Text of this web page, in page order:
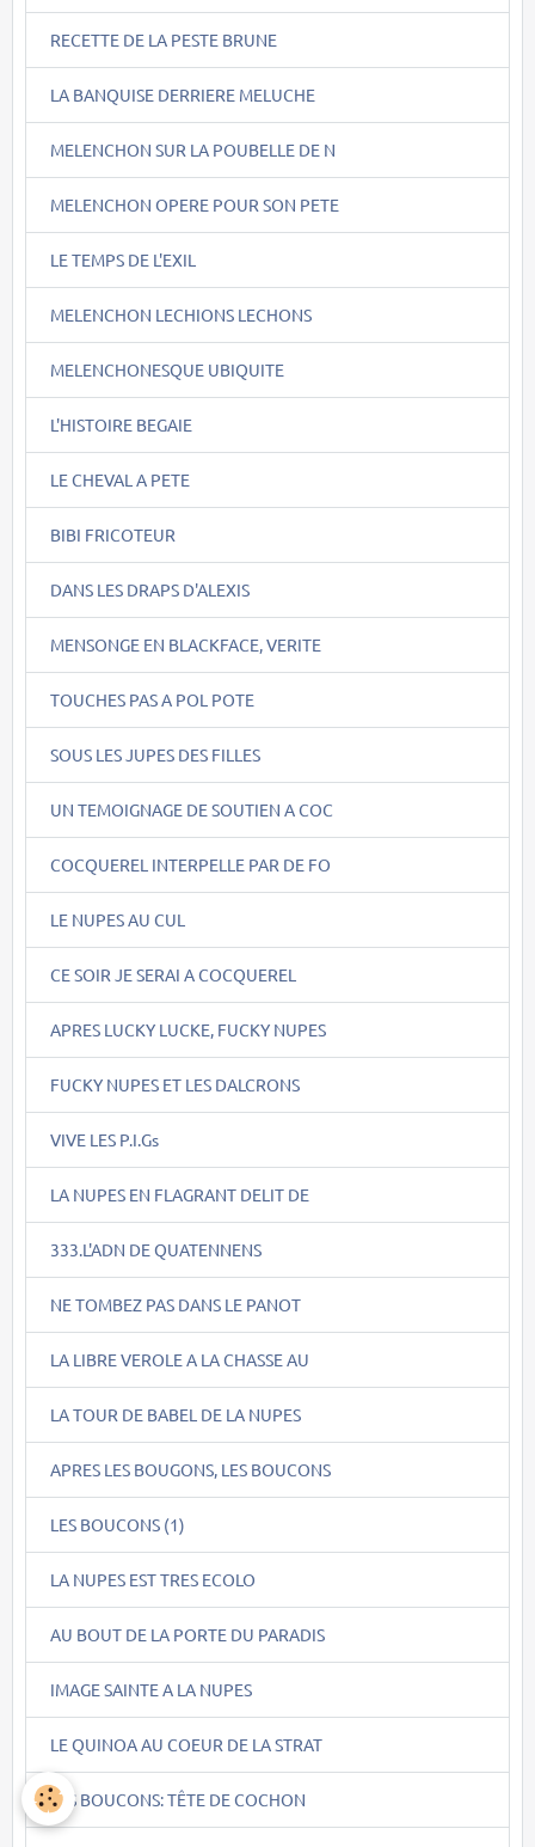
RECETTE DE LA PESTE BRUNE
LA BANQUISE DERRIERE MELUCHE
MELENCHON SUR LA POUBELLE DE N
MELENCHON OPERE POUR SON PETE
LE TEMPS DE L'EXIL
MELENCHON LECHIONS LECHONS
MELENCHONESQUE UBIQUITE
L'HISTOIRE BEGAIE
LE CHEVAL A PETE
BIBI FRICOTEUR
DANS LES DRAPS D'ALEXIS
MENSONGE EN BLACKFACE, VERITE
TOUCHES PAS A POL POTE
SOUS LES JUPES DES FILLES
UN TEMOIGNAGE DE SOUTIEN A COC
COCQUEREL INTERPELLE PAR DE FO
LE NUPES AU CUL
CE SOIR JE SERAI A COCQUEREL
APRES LUCKY LUCKE, FUCKY NUPES
FUCKY NUPES ET LES DALCRONS
VIVE LES P.I.Gs
LA NUPES EN FLAGRANT DELIT DE
333.L'ADN DE QUATENNENS
NE TOMBEZ PAS DANS LE PANOT
LA LIBRE VEROLE A LA CHASSE AU
LA TOUR DE BABEL DE LA NUPES
APRES LES BOUGONS, LES BOUCONS
LES BOUCONS (1)
LA NUPES EST TRES ECOLO
AU BOUT DE LA PORTE DU PARADIS
IMAGE SAINTE A LA NUPES
LE QUINOA AU COEUR DE LA STRAT
LES BOUCONS: TÊTE DE COCHON